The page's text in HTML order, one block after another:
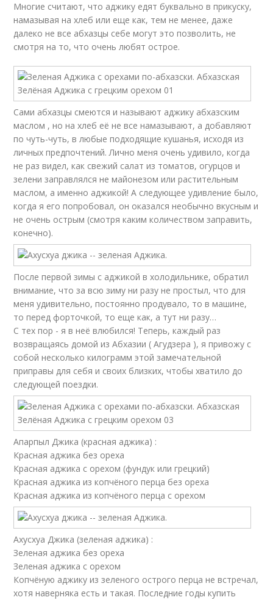
Многие считают, что аджику едят буквально в прикуску,
намазывая на хлеб или еще как, тем не менее, даже
далеко не все абхазцы себе могут это позволить, не
смотря на то, что очень любят острое.
Сами абхазцы смеются и называют аджику абхазским
маслом , но на хлеб её не все намазывают, а добавляют
по чуть-чуть, в любые подходящие кушанья, исходя из
личных предпочтений. Лично меня очень удивило, когда
не раз видел, как свежий салат из томатов, огурцов и
зелени заправлялся не майонезом или растительным
маслом, а именно аджикой! А следующее удивление было,
когда я его попробовал, он оказался необычно вкусным и
не очень острым (смотря каким количеством заправить,
конечно).
После первой зимы с аджикой в холодильнике, обратил
внимание, что за всю зиму ни разу не простыл, что для
меня удивительно, постоянно продувало, то в машине,
то перед форточкой, то еще как, а тут ни разу…
С тех пор - я в неё влюбился! Теперь, каждый раз
возвращаясь домой из Абхазии ( Агудзера ), я привожу с
собой несколько килограмм этой замечательной
приправы для себя и своих близких, чтобы хватило до
следующей поездки.
Апарпыл Джика (красная аджика) :
Красная аджика без ореха
Красная аджика с орехом (фундук или грецкий)
Красная аджика из копчёного перца без ореха
Красная аджика из копчёного перца с орехом
Ахусхуа Джика (зеленая аджика) :
Зеленая аджика без ореха
Зеленая аджика с орехом
Копчёную аджику из зеленого острого перца не встречал,
хотя наверняка есть и такая. Последние годы купить